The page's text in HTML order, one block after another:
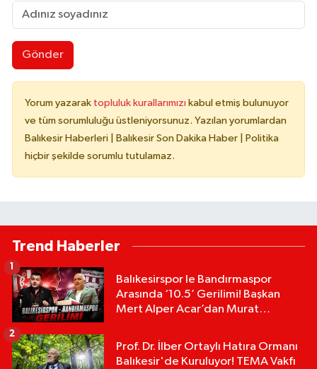
Gönder
Yorum yazarak topluluk kurallarımızı kabul etmiş bulunuyor
ve tüm sorumluluğu üstleniyorsunuz. Yazılan yorumlardan
Balıkesir Haberleri | Balıkesir Son Dakika Haber | Politika
hiçbir şekilde sorumlu tutulamaz.
Trend Haberler
Balıkesirspor le Bandırmaspor
Arasında ‘10.5’ Gerilimi! Başkan
Mert Alper Acar’dan Murat
1
Prof. Dr. İlber Ortaylı Hatıra Ormanı
Balıkesir'de Kuruluyor! TEMA Vakfı
2